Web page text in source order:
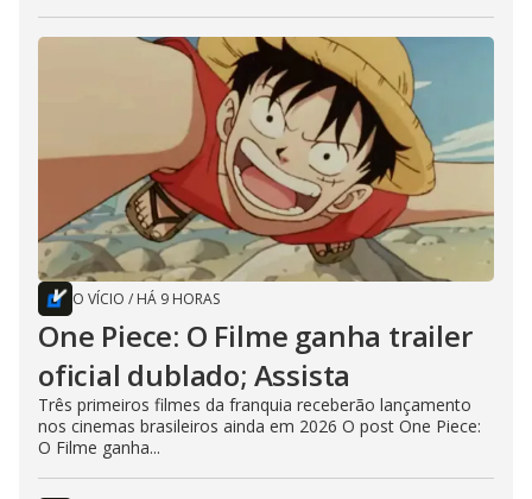
O VÍCIO / HÁ 9 HORAS
One Piece: O Filme ganha trailer
oficial dublado; Assista
Três primeiros filmes da franquia receberão lançamento
nos cinemas brasileiros ainda em 2026 O post One Piece:
O Filme ganha...